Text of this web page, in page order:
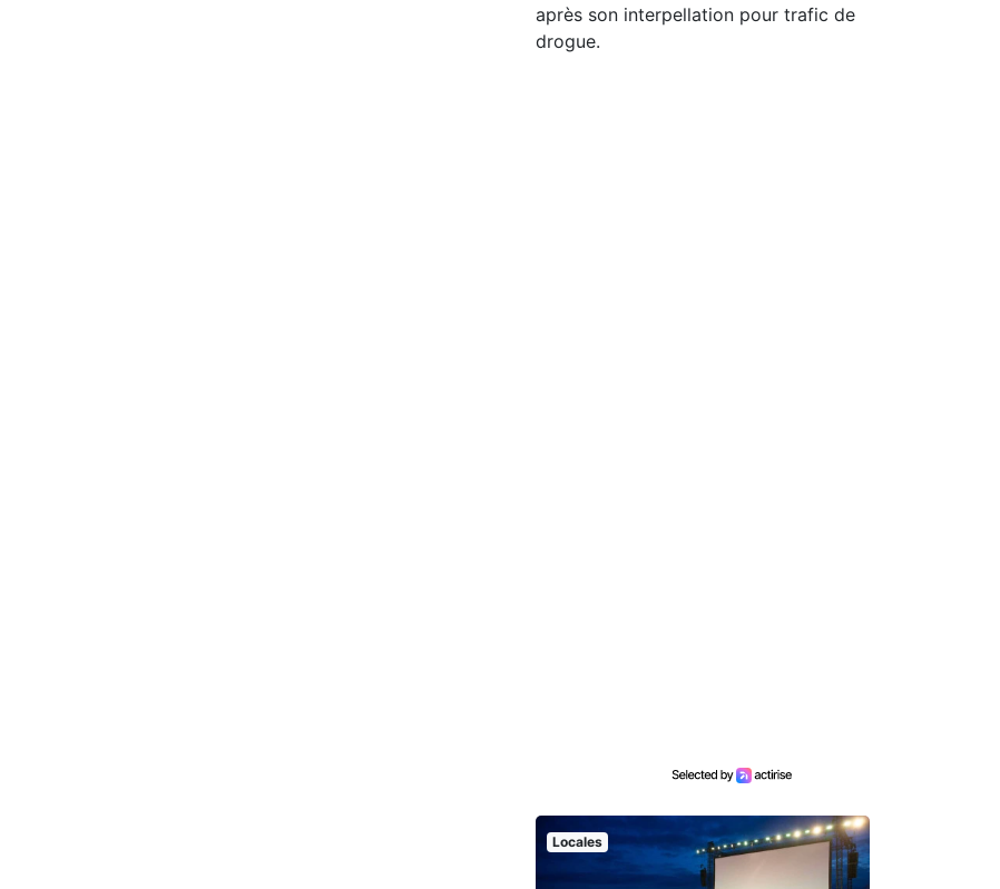
après son interpellation pour trafic de
drogue.
Locales